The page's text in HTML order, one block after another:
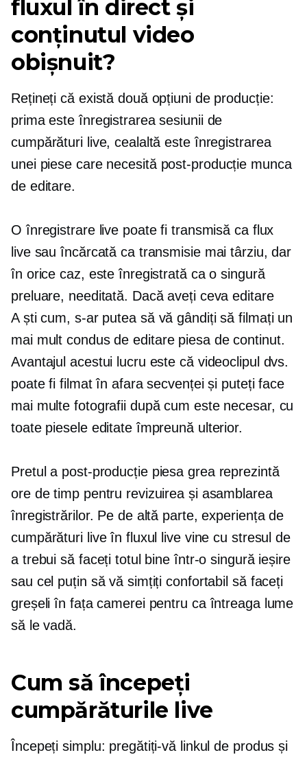
fluxul în direct și
conținutul video
obișnuit?
Rețineți că există două opțiuni de producție:
prima este înregistrarea sesiunii de
cumpărături live, cealaltă este înregistrarea
unei piese care necesită post-producție munca
de editare.
O înregistrare live poate fi transmisă ca flux
live sau încărcată ca transmisie mai târziu, dar
în orice caz, este înregistrată ca o singură
preluare, needitată. Dacă aveți ceva editare
A ști cum, s-ar putea să vă gândiți să filmați un
mai multcondus de editarepiesa de continut.
Avantajul acestui lucru este că videoclipul dvs.
poate fi filmat în afara secvenței și puteți face
mai multe fotografii după cum este necesar, cu
toate piesele editate împreună ulterior.
Pretul a post-producțiepiesa grea reprezintă
ore de timp pentru revizuirea și asamblarea
înregistrărilor. Pe de altă parte, experiența de
cumpărături live în fluxul live vine cu stresul de
a trebui să faceți totul bine într-o singură ieșire
sau cel puțin să vă simțiți confortabil să faceți
greșeli în fața camerei pentru ca întreaga lume
să le vadă.
Cum să începeți
cumpărăturile live
Începeți simplu: pregătiți-vă linkul de produs și